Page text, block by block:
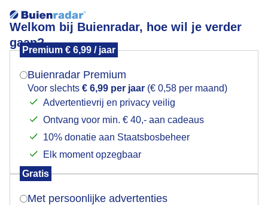
Welkom bij Buienradar, hoe wil je verder
gaan?
Premium € 6,99 / jaar
Buienradar Premium
Voor slechts € 6,99 per jaar (€ 0,58 per maand)
Advertentievrij en privacy veilig
Ontvang voor min. € 40,- aan cadeaus
10% donatie aan Staatsbosbeheer
Elk moment opzegbaar
Gratis
Met persoonlijke advertenties
Webcams
Ga terug
Mijn Wintersport locatie(s)
Mogen we je locatie gebruiken voor het
Indien je hier nog geen akkoord op hebt gegeven,
verschijnt er zo een pop-up uit je browser waarin
Is goed, toon de popup